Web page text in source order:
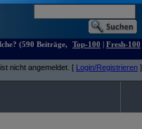
(590 Beiträge,
Top-100 | Fresh-100
nicht angemeldet. [ Login/Registrieren ]